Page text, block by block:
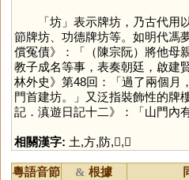
「坊」表示牌坊，乃古代用
節牌坊、功德牌坊等。如明代馮
償冤債》：「（陳宗阮）將他母
教子成名等事，表奏朝廷，啟建
林外史》第48回：「過了兩個月
門首建坊。」又泛指裝飾性的牌
記．滇遊日記十二》：「山門內
相關漢字: 土,方,防,𨹛,𨸏
粵語音節 & 根據